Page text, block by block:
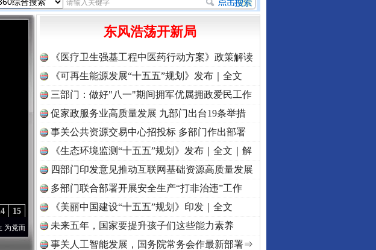
15
年“纪”事⑧加强纪律..·[视频] 牢记初心使命 奋进复兴征程丨“转折之城”激荡..
东风浩荡开新局
《医疗卫生强基工程中医药行动方案》政策解读
《可再生能源发展“十五五”规划》发布｜全文
三部门：做好"八一"期间拥军优属拥政爱民工作
促家政服务业高质量发展 九部门出台19条举措
事关公共资源交易中心招投标 多部门作出部署
《生态环境监测“十五五”规划》发布｜全文｜解
读
四部门印发意见推动互联网基础资源高质量发展
多部门联合部署开展安全生产“打非治违”工作
《美丽中国建设“十五五”规划》印发｜全文
未来五年，国家要提升孩子们这些能力素养
事关人工智能发展，国务院常务会作最新部署⇒